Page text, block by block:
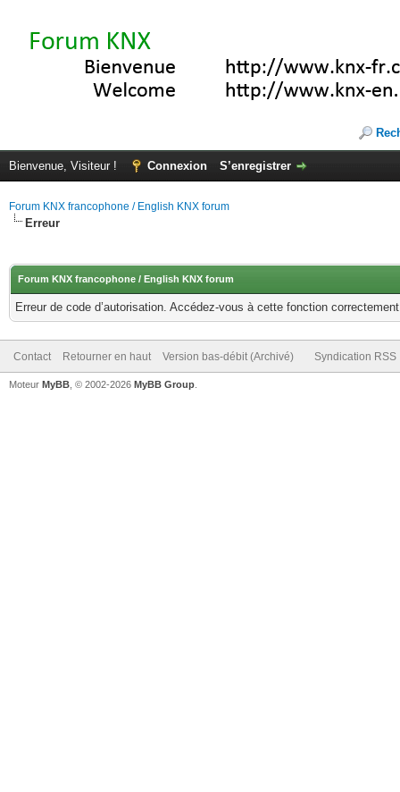
Bienvenue, Visiteur ! Connexion S’enregistrer
Forum KNX francophone / English KNX forum
Erreur
Forum KNX francophone / English KNX forum
Erreur de code d’autorisation. Accédez-vous à cette fonction
Contact Retourner en haut Version bas-débit (Archivé) Syndication RSS
Moteur MyBB , © 2002-2026 MyBB Group